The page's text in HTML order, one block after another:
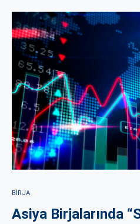
BIRJA
Asiya Birjalarında